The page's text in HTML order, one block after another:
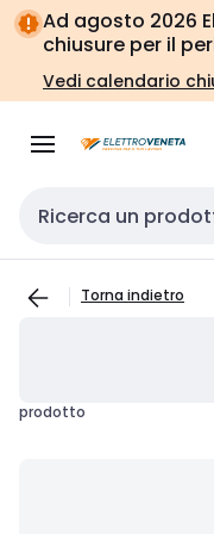
Vai alla
navigazione
Vai
alla
pagina
Ad agosto 2026
chiusure per il
Vedi calendario
Cerca input
Torna indietro
prodotto